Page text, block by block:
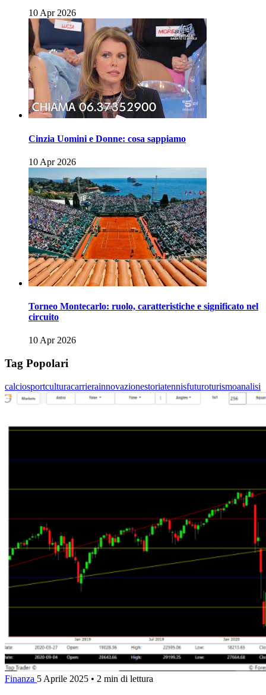
10 Apr 2026
Cinzia Uomini e Donne: cosa sappiamo
10 Apr 2026
Torneo Montecarlo: ruolo, caratteristiche e significato nel
circuito
10 Apr 2026
Tag Popolari
calciosportculturacarrierainnovazionestoriatennisfuturoturismoanalisi
Finanza 5 Aprile 2025 • 2 min di lettura